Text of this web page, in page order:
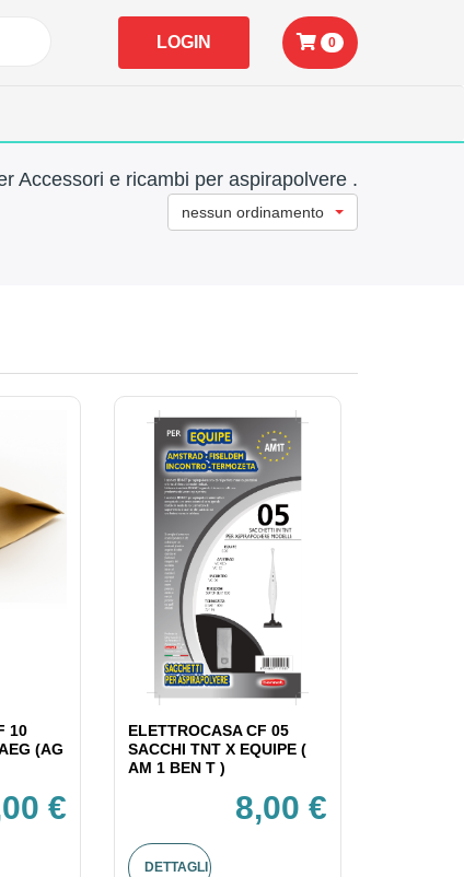
LOGIN 0
Accessori e ricambi per aspirapolvere .
nessun ordinamento
10
(AG
€
ELETTROCASA CF 05
SACCHI TNT X EQUIPE (
AM 1 BEN T )
8,00 €
DETTAGLI